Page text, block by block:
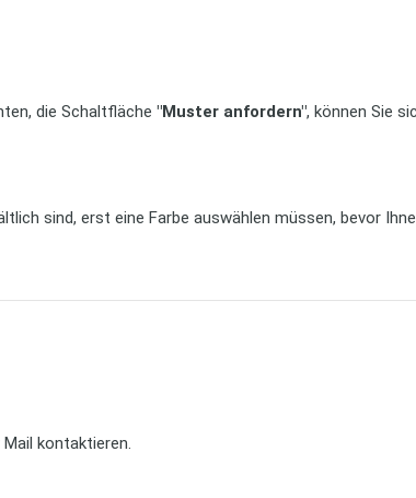
die Schaltfläche "Muster anfordern", können Sie
sind, erst eine Farbe auswählen müssen, bevor
kontaktieren.